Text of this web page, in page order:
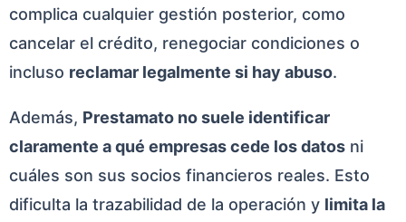
complica cualquier gestión posterior, como
cancelar el crédito, renegociar condiciones o
incluso reclamar legalmente si hay abuso.
Además, Prestamato no suele identificar
claramente a qué empresas cede los datos ni
cuáles son sus socios financieros reales. Esto
dificulta la trazabilidad de la operación y limita la